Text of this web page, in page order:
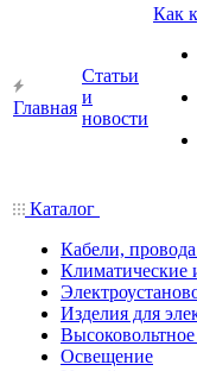
Главная
Статьи
и
новости
Как
Каталог
Кабели,
Климатические
Изделия для
Освещение